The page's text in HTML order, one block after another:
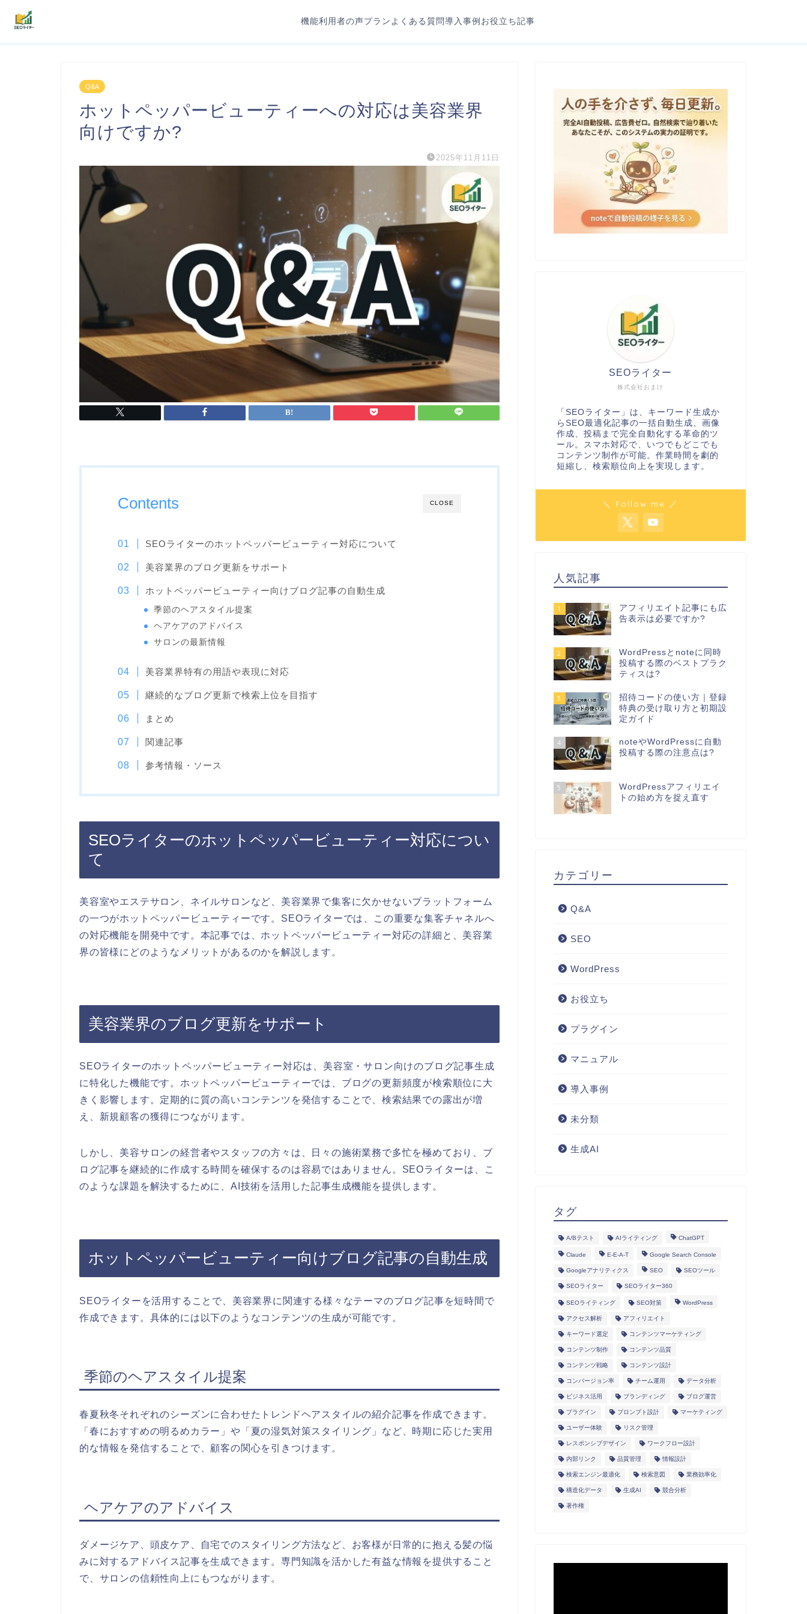
機能利用者の声プラン よくある質問導入事例 お役立ち記事
Q&A
ホットペッパービューティーへの対応は美容業界
向けですか?
2025年11月11日
CLOSE
Contents
SEOライターのホットペッパービューティー対応について
美容業界のブログ更新をサポート
ホットペッパービューティー向けブログ記事の自動生成
季節のヘアスタイル提案
ヘアケアのアドバイス
サロンの最新情報
美容業界特有の用語や表現に対応
継続的なブログ更新で検索上位を目指す
まとめ
関連記事
参考情報・ソース
SEOライターのホットペッパービューティー対応につい
て
美容室やエステサロン、ネイルサロンなど、美容業界で集客に欠かせないプラットフォーム
の一つがホットペッパービューティーです。SEOライターでは、この重要な集客チャネルへ
の対応機能を開発中です。本記事では、ホットペッパービューティー対応の詳細と、美容業
界の皆様にどのようなメリットがあるのかを解説します。
美容業界のブログ更新をサポート
SEOライターのホットペッパービューティー対応は、美容室・サロン向けのブログ記事生成
に特化した機能です。ホットペッパービューティーでは、ブログの更新頻度が検索順位に大
きく影響します。定期的に質の高いコンテンツを発信することで、検索結果での露出が増
え、新規顧客の獲得につながります。
しかし、美容サロンの経営者やスタッフの方々は、日々の施術業務で多忙を極めており、ブ
ログ記事を継続的に作成する時間を確保するのは容易ではありません。SEOライターは、こ
のような課題を解決するために、AI技術を活用した記事生成機能を提供します。
ホットペッパービューティー向けブログ記事の自動生成
SEOライターを活用することで、美容業界に関連する様々なテーマのブログ記事を短時間で
作成できます。具体的には以下のようなコンテンツの生成が可能です。
季節のヘアスタイル提案
春夏秋冬それぞれのシーズンに合わせたトレンドヘアスタイルの紹介記事を作成できます。
「春におすすめの明るめカラー」や「夏の湿気対策スタイリング」など、時期に応じた実用
的な情報を発信することで、顧客の関心を引きつけます。
ヘアケアのアドバイス
ダメージケア、頭皮ケア、自宅でのスタイリング方法など、お客様が日常的に抱える髪の悩
みに対するアドバイス記事を生成できます。専門知識を活かした有益な情報を提供すること
で、サロンの信頼性向上にもつながります。
株式会社おまけ
SEOライター
「SEOライター」は、キーワード生成か
らSEO最適化記事の一括自動生成、画像
作成、投稿まで完全自動化する革命的ツ
ール。スマホ対応で、いつでもどこでも
コンテンツ制作が可能。作業時間を劇的
短縮し、検索順位向上を実現します。
＼ Follow me ／
人気記事
1
アフィリエイト記事にも広
告表示は必要ですか?
2
WordPressとnoteに同時
投稿する際のベストプラク
ティスは?
3
招待コードの使い方｜登録
特典の受け取り方と初期設
定ガイド
4
noteやWordPressに自動
投稿する際の注意点は?
5
WordPressアフィリエイ
トの始め方を捉え直す
カテゴリー
Q&A
SEO
WordPress
お役立ち
プラグイン
マニュアル
導入事例
未分類
生成AI
タグ
A/Bテスト AIライティング ChatGPT
Claude E-E-A-T Google Search Console
Googleアナリティクス SEO SEOツール
SEOライター SEOライター360
SEOライティング SEO対策 WordPress
アクセス解析 アフィリエイト
キーワード選定 コンテンツマーケティング
コンテンツ制作 コンテンツ品質
コンテンツ戦略 コンテンツ設計
コンバージョン率 チーム運用 データ分析
ビジネス活用 ブランディング ブログ運営
プラグイン プロンプト設計 マーケティング
ユーザー体験 リスク管理
レスポンシブデザイン ワークフロー設計
内部リンク 品質管理 情報設計
検索エンジン最適化 検索意図 業務効率化
構造化データ 生成AI 競合分析
著作権